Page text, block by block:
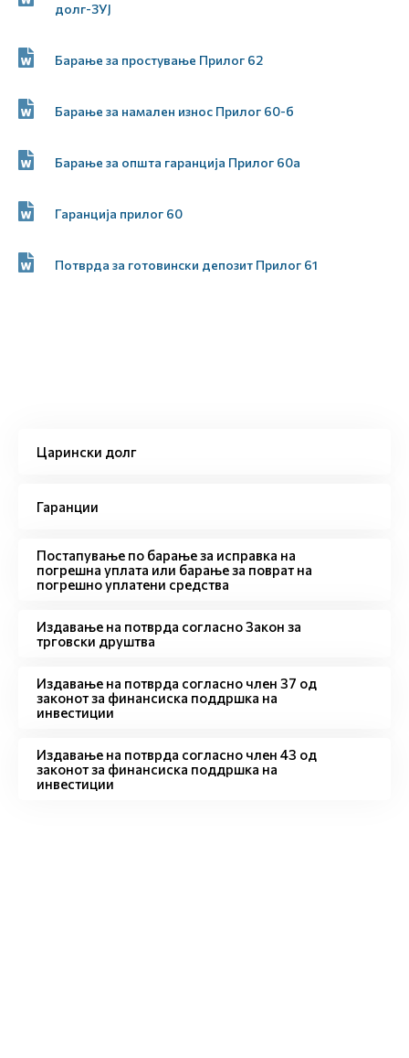
долг-ЗУЈ
Барање за простување Прилог 62
Барање за намален износ Прилог 60-б
Барање за општа гаранција Прилог 60а
Гаранција прилог 60
Потврда за готовински депозит Прилог 61
Царински долг
Гаранции
Постапување по барање за исправка на
погрешна уплата или барање за поврат на
погрешно уплатени средства
Издавање на потврда согласно Закон за
трговски друштва
Издавање на потврда согласно член 37 од
законот за финансиска поддршка на
инвестиции
Издавање на потврда согласно член 43 од
законот за финансиска поддршка на
инвестиции